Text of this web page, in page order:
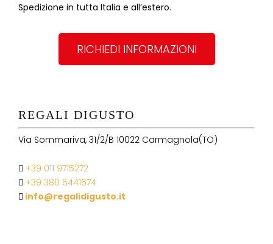
Spedizione in tutta Italia e all’estero.
RICHIEDI INFORMAZIONI
REGALI DIGUSTO
Via Sommariva, 31/2/B 10022 Carmagnola(TO)
+39 011 9715272
+39 380 6441674
info@regalidigusto.it